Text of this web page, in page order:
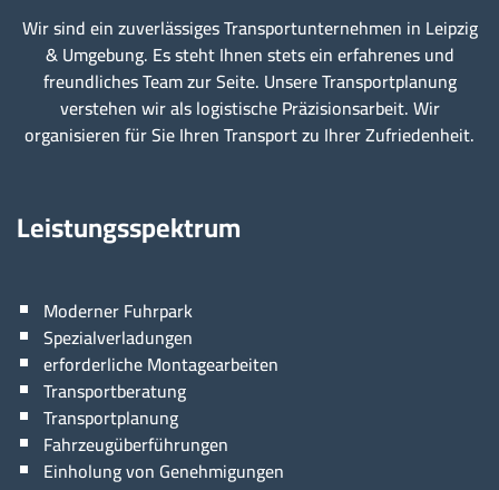
Wir sind ein zuverlässiges Transportunternehmen in Leipzig
& Umgebung. Es steht Ihnen stets ein erfahrenes und
freundliches Team zur Seite. Unsere Transportplanung
verstehen wir als logistische Präzisionsarbeit. Wir
organisieren für Sie Ihren Transport zu Ihrer Zufriedenheit.
Leistungsspektrum
Moderner Fuhrpark
Spezialverladungen
erforderliche Montagearbeiten
Transportberatung
Transportplanung
Fahrzeugüberführungen
Einholung von Genehmigungen